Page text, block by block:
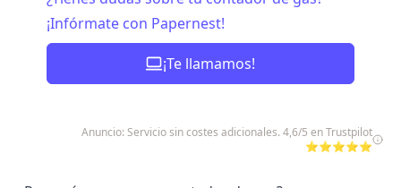
¡Infórmate con Papernest!
¡Te llamamos!
Anuncio: Servicio sin costes adicionales. 4,6/5 en Trustpilot
⭐⭐⭐⭐⭐